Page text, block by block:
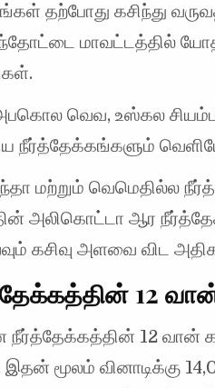
தற்போது கசிந்து
மாவட்டத்தில்
அபகொல வெவ, உஸ்கல
நீர்த்தேக்கங்களும்
மற்றும் வெமெதில்ல
அலிகொட்டா ஆர
கசிவு அளவை விட
12
12 வான்
இதன் மூலம் வினாடிக்கு